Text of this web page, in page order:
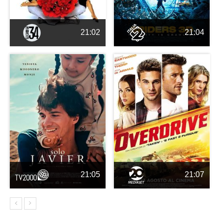
21:02 21:04
21:05 21:07